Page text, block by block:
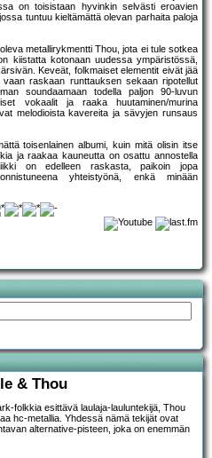
on toisistaan hyvinkin selvästi eroavien
tuntuu kieltämättä olevan parhaita paloja
metallirykmentti Thou, jota ei tule sotkea
kiistatta kotonaan uudessa ympäristössä,
Keveät, folkmaiset elementit eivät jää
raskaan runttauksen sekaan ripotellut
soundaamaan todella paljon 90-luvun
vokaalit ja raaka huutaminen/murina
melodioista kavereita ja sävyjen runsaus
toisenlainen albumi, kuin mitä olisin itse
ja raakaa kauneutta on osattu annostella
on edelleen raskasta, paikoin jopa
yhteistyönä, enkä minään
& Thou
folkkia esittävä laulaja-lauluntekijä, Thou
hc-metallia. Yhdessä nämä tekijät ovat
alternative-pisteen, joka on enemmän